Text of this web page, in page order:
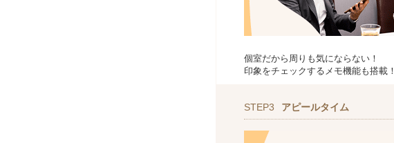
個室だから周りも気にならない！
印象をチェックするメモ機能も搭載！
STEP3 アピールタイム